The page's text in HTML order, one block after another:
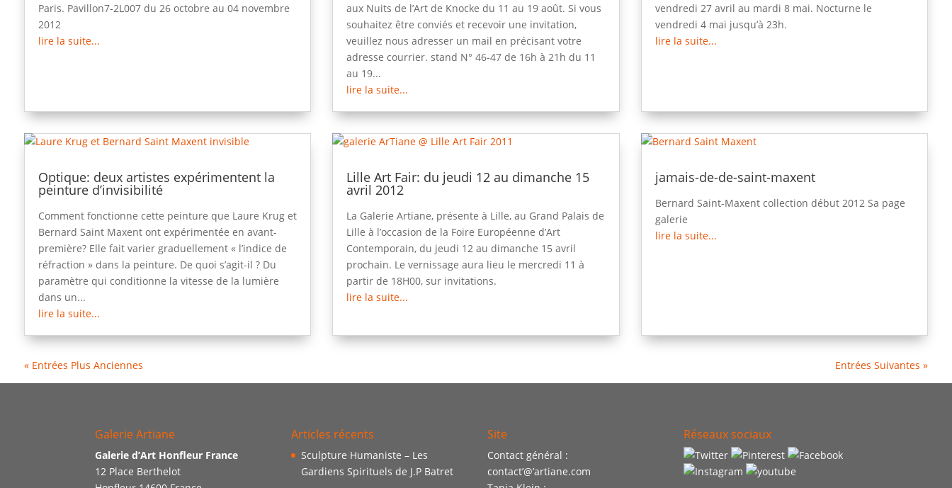
Paris. Pavillon7-2L007 du 26 octobre au 04 novembre
2012
lire la suite...
aux Nuits de l’Art de Knocke du 11 au 19 août. Si vous
souhaitez être conviés et recevoir une invitation,
veuillez nous adresser un mail en précisant votre
adresse courrier. stand N° 46-47 de 16h à 21h du 11
au 19...
lire la suite...
vendredi 27 avril au mardi 8 mai. Nocturne le
vendredi 4 mai jusqu’à 23h.
lire la suite...
Optique: deux artistes expérimentent la
peinture d’invisibilité
Comment fonctionne cette peinture que Laure Krug et
Bernard Saint Maxent ont expérimentée en avant-
première? Elle fait varier graduellement « l’indice de
réfraction » dans la peinture. De quoi s’agit-il ? Du
paramètre qui conditionne la vitesse de la lumière
dans un...
lire la suite...
Lille Art Fair: du jeudi 12 au dimanche 15
avril 2012
La Galerie Artiane, présente à Lille, au Grand Palais de
Lille à l’occasion de la Foire Européenne d’Art
Contemporain, du jeudi 12 au dimanche 15 avril
prochain. Le vernissage aura lieu le mercredi 11 à
partir de 18H00, sur invitations.
lire la suite...
jamais-de-de-saint-maxent
Bernard Saint-Maxent collection début 2012 Sa page
galerie
lire la suite...
« Entrées Plus Anciennes Entrées Suivantes »
Galerie Artiane
Galerie d’Art Honfleur France
12 Place Berthelot
Articles récents
Sculpture Humaniste – Les
Gardiens Spirituels de J.P Batret
Site
Contact général :
contact’@’artiane.com
Réseaux sociaux